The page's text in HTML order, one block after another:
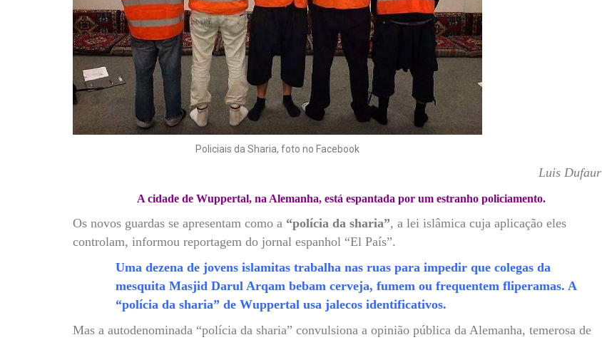
Policiais da Sharia, foto no Facebook
Luis Dufaur
A cidade de Wuppertal, na Alemanha, está espantada por um estranho policiamento.
Os novos guardas se apresentam como a “polícia da sharia”, a lei islâmica cuja aplicação eles
controlam, informou reportagem do jornal espanhol “El País”.
Uma dezena de jovens islamitas trabalha nas ruas para impedir que colegas da
mesquita Masjid Darul Arqam bebam cerveja, fumem ou frequentem fliperamas. A
“polícia da sharia” de Wuppertal usa jalecos identificativos.
Mas a autodenominada “polícia da sharia” convulsiona a opinião pública da Alemanha, temerosa de